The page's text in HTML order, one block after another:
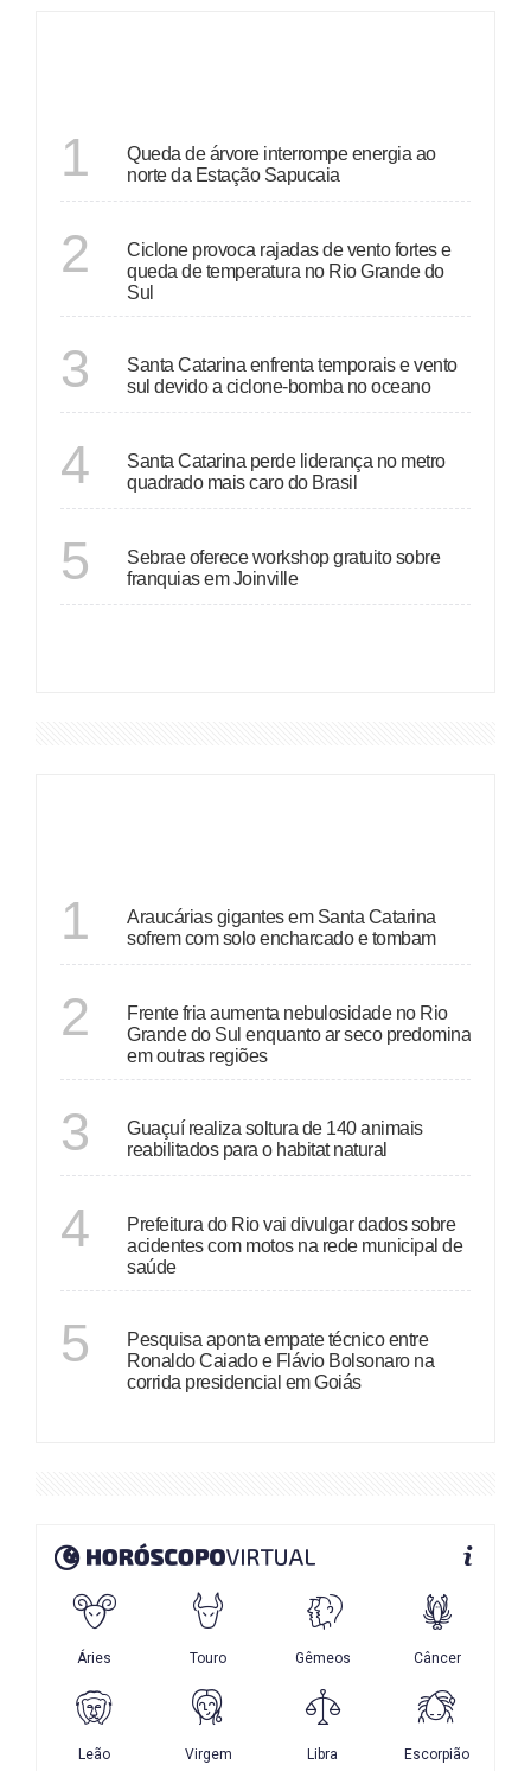
1
Queda de árvore interrompe energia ao
norte da Estação Sapucaia
2
Ciclone provoca rajadas de vento fortes e
queda de temperatura no Rio Grande do
Sul
3
Santa Catarina enfrenta temporais e vento
sul devido a ciclone-bomba no oceano
4
Santa Catarina perde liderança no metro
quadrado mais caro do Brasil
5
Sebrae oferece workshop gratuito sobre
franquias em Joinville
1
Araucárias gigantes em Santa Catarina
sofrem com solo encharcado e tombam
2
Frente fria aumenta nebulosidade no Rio
Grande do Sul enquanto ar seco predomina
em outras regiões
3
Guaçuí realiza soltura de 140 animais
reabilitados para o habitat natural
4
Prefeitura do Rio vai divulgar dados sobre
acidentes com motos na rede municipal de
saúde
5
Pesquisa aponta empate técnico entre
Ronaldo Caiado e Flávio Bolsonaro na
corrida presidencial em Goiás